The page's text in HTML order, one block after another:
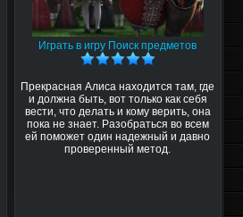
Играть в игру Поиск предметов
Прекрасная Алиса находится там, где
и должна быть, вот только как себя
вести, что делать и кому верить, она
пока не знает. Разобраться во всем
ей поможет один надежный и давно
проверенный метод.